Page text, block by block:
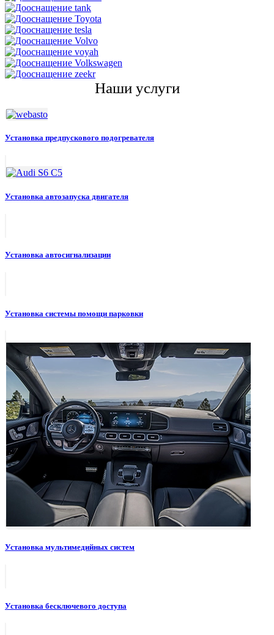
Наши услуги
Установка предпускового подогревателя
Установка автозапуска двигателя
Установка автосигнализации
Установка системы помощи парковки
Установка мультимедийных систем
Установка бесключевого доступа